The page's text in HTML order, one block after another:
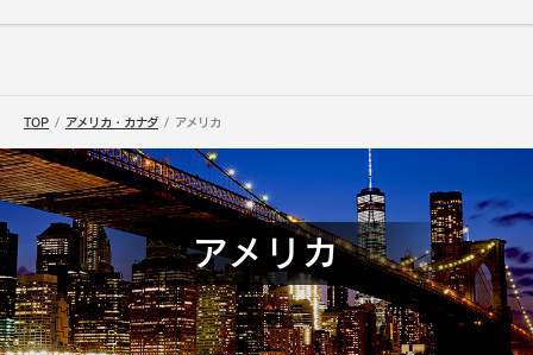
TOP アメリカ・カナダ アメリカ
アメリカ